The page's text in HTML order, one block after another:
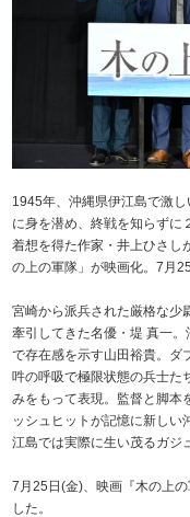
1945年、沖縄県伊江島で激
に身を潜め、終戦を知らず
着想を得た作家・井上ひさし
の上の軍隊」が映画化。7月
宮崎から派兵された厳格な少
牽引してきた名優・堤 真一
で存在感を示す山田裕貴。ダ
吽の呼吸で極限状態の兵士た
みをもって表現。監督と脚本
ッシュヒットが記憶に新しい
江島では実際に生い茂るガジ
7月25日(金)、映画『木の上
した。